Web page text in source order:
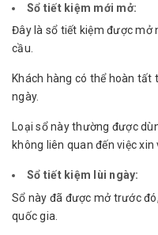
Sổ tiết kiệm mới mở:
Đây là sổ tiết kiệm được mở
cầu.
Khách hàng có thể hoàn
ngày.
Loại sổ này thường được
không liên quan đến việc xin
Sổ tiết kiệm lùi ngày:
Sổ này đã được mở trước
quốc gia.